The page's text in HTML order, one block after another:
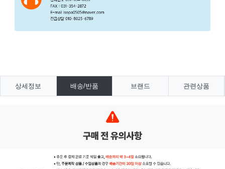
상세정보 배송/반품 브랜드 관련상품